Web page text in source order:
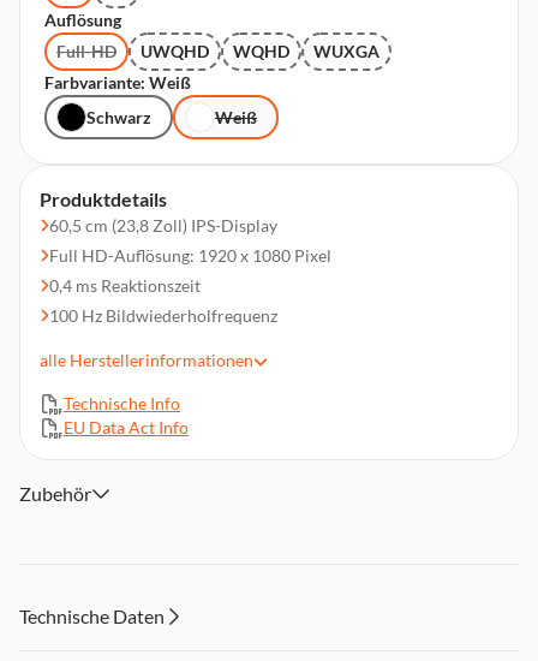
Produktdetails
60,5 cm (23,8 Zoll) IPS-Display
Full HD-Auflösung: 1920 x 1080 Pixel
0,4 ms Reaktionszeit
100 Hz Bildwiederholfrequenz
Lieferumfang: Monitor, Kabel (Netz, USB, HDMI,
DisplayPort), Quick Start Guide, Safety Guide
alle Herstellerinformationen
Technische Info
EU Data Act Info
Auflösung
Full-HD
UWQHD WQHD
WUXGA
Farbvariante: Weiß
Schwarz
Weiß
Zubehör
Technische Daten